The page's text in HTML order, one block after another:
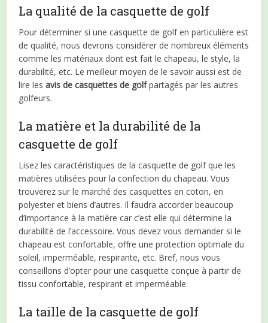
La qualité de la casquette de golf
Pour déterminer si une casquette de golf en particulière est
de qualité, nous devrons considérer de nombreux éléments
comme les matériaux dont est fait le chapeau, le style, la
durabilité, etc. Le meilleur moyen de le savoir aussi est de
lire lesavis de casquettes de golfpartagés par les autres
golfeurs.
La matière et la durabilité de la
casquette de golf
Lisez les caractéristiques de la casquette de golf que les
matières utilisées pour la confection du chapeau. Vous
trouverez sur le marché des casquettes en coton, en
polyester et biens d’autres. Il faudra accorder beaucoup
d’importance à la matière car c’est elle qui détermine la
durabilité de l’accessoire. Vous devez vous demander si le
chapeau est confortable, offre une protection optimale du
soleil, imperméable, respirante, etc. Bref, nous vous
conseillons d’opter pour une casquette conçue à partir de
tissu confortable, respirant et imperméable.
La taille de la casquette de golf